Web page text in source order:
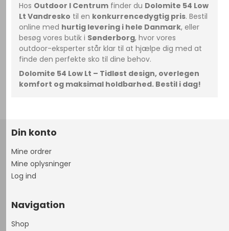
Hos Outdoor I Centrum finder du Dolomite 54 Low
Lt Vandresko til en konkurrencedygtig pris. Bestil
online med hurtig levering i hele Danmark, eller
besøg vores butik i Sønderborg, hvor vores
outdoor-eksperter står klar til at hjælpe dig med at
finde den perfekte sko til dine behov.
Dolomite 54 Low Lt – Tidløst design, overlegen
komfort og maksimal holdbarhed. Bestil i dag!
Din konto
Mine ordrer
Mine oplysninger
Log ind
Navigation
Shop